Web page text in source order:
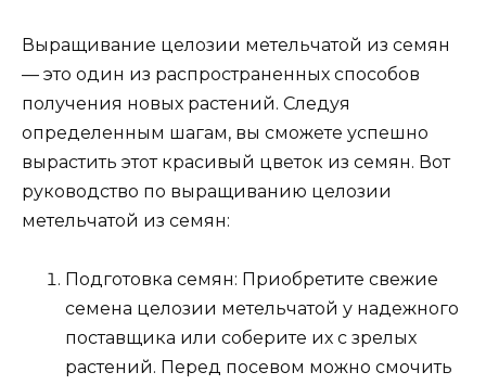
Выращивание целозии метельчатой из семян
— это один из распространенных способов
получения новых растений. Следуя
определенным шагам, вы сможете успешно
вырастить этот красивый цветок из семян. Вот
руководство по выращиванию целозии
метельчатой из семян:
Подготовка семян: Приобретите свежие
семена целозии метельчатой у надежного
поставщика или соберите их с зрелых
растений. Перед посевом можно смочить